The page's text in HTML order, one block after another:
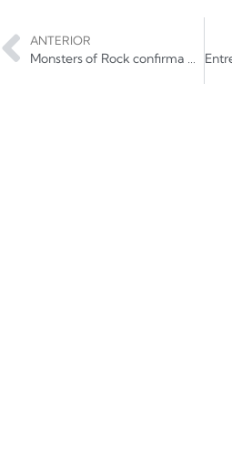
ANTERIOR
Monsters of Rock confirma Kiss, Scorpions, Deep Purple, Helloween e mais